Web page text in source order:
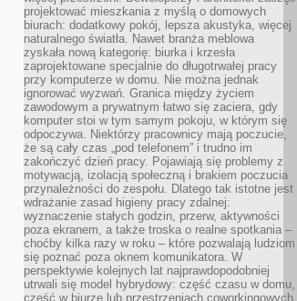
projektować mieszkania z myślą o domowych
biurach: dodatkowy pokój, lepsza akustyka, więcej
naturalnego światła. Nawet branża meblowa
zyskała nową kategorię: biurka i krzesła
zaprojektowane specjalnie do długotrwałej pracy
przy komputerze w domu. Nie można jednak
ignorować wyzwań. Granica między życiem
zawodowym a prywatnym łatwo się zaciera, gdy
komputer stoi w tym samym pokoju, w którym się
odpoczywa. Niektórzy pracownicy mają poczucie,
że są cały czas „pod telefonem” i trudno im
zakończyć dzień pracy. Pojawiają się problemy z
motywacją, izolacją społeczną i brakiem poczucia
przynależności do zespołu. Dlatego tak istotne jest
wdrażanie zasad higieny pracy zdalnej:
wyznaczenie stałych godzin, przerw, aktywności
poza ekranem, a także troska o realne spotkania –
choćby kilka razy w roku – które pozwalają ludziom
się poznać poza oknem komunikatora. W
perspektywie kolejnych lat najprawdopodobniej
utrwali się model hybrydowy: część czasu w domu,
część w biurze lub przestrzeniach coworkingowych.